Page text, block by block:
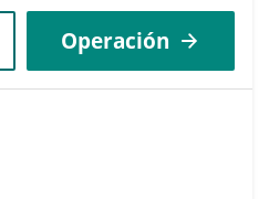
Operación